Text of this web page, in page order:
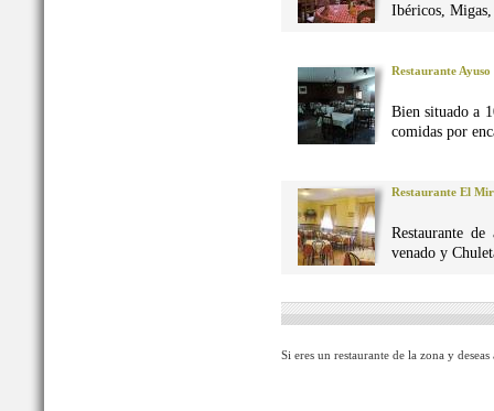
Ibéricos, Migas,
Restaurante Ayuso
Bien situado a
comidas por
Restaurante El
Restaurante
venado y
Si eres un restaurante de la zona y